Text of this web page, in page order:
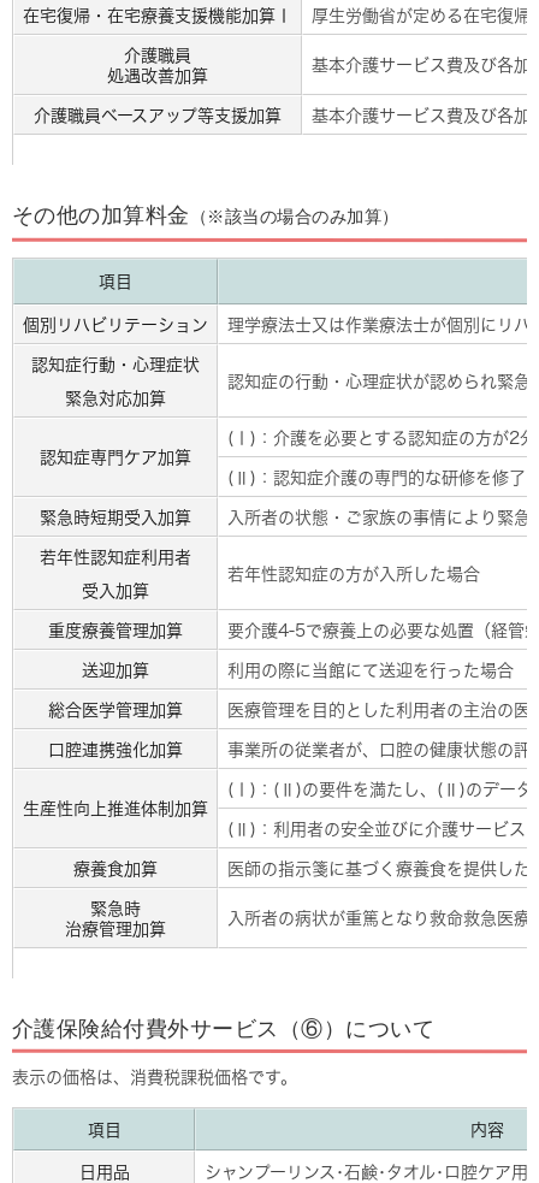
在宅復帰・在宅療養支援機能加算Ⅰ
厚生労働省が定める在宅復帰
介護職員
処遇改善加算
基本介護サービス費及び各加
介護職員ベースアップ等支援加算 基本介護サービス費及び各加
その他の加算料金 （※該当の場合のみ加算）
項目
個別リハビリテーション
理学療法士又は作業療法士が個別にリハ
認知症行動・心理症状
緊急対応加算
認知症の行動・心理症状が認められ緊
認知症専門ケア加算
(Ⅰ)：介護を必要とする認知症の方が2
(Ⅱ)：認知症介護の専門的な研修を修了
緊急時短期受入加算
入所者の状態・ご家族の事情により緊
若年性認知症利用者
受入加算
若年性認知症の方が入所した場合
重度療養管理加算
要介護4-5で療養上の必要な処置（経管
送迎加算
利用の際に当館にて送迎を行った場合
総合医学管理加算
医療管理を目的とした利用者の主治の
口腔連携強化加算
事業所の従業者が、口腔の健康状態の
生産性向上推進体制加算
(Ⅰ)：(Ⅱ)の要件を満たし、(Ⅱ)のデータ
(Ⅱ)：利用者の安全並びに介護サービス
療養食加算
医師の指示箋に基づく療養食を提供し
緊急時
治療管理加算
入所者の病状が重篤となり救命救急医
介護保険給付費外サービス（⑥）について
表示の価格は、消費税課税価格です。
項目 内容
日用品 シャンプーリンス･石鹸･タオル･ロ腔ケア用